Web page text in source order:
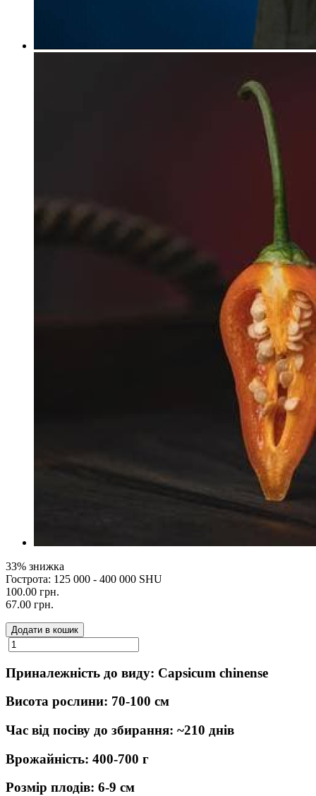
33% знижка
Гострота: 125 000 - 400 000 SHU
100.00 грн.
67.00 грн.
Додати в кошик
Приналежність до виду: Capsicum chinense
Висота рослини: 70-100 см
Час від посіву до збирання: ~210 днів
Врожайність: 400-700 г
Розмір плодів: 6-9 см